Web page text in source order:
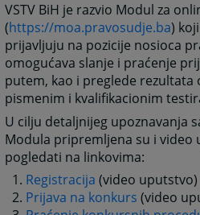
VSTV BiH je razvio Modul za
(https://moa.pravosudje.ba)
prijavljuju na pozicije nosioca
omogućava slanje i praćenje
putem, kao i preglede rezultata
pismenim i kvalifikacionim
U cilju detaljnijeg upoznavanja
Modula pripremljena su i video
pogledati na linkovima:
Registracija (video uputstvo)
Prijava na konkurs (video